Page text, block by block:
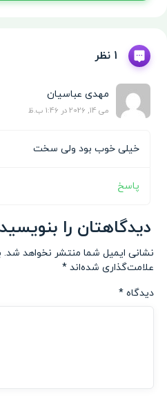
1 نظر
مهدی عباسيان
می 14, 2026 در 1:46 ب.ظ
خیلی خوب بود ولی سخت
پاسخ
دیدگاهتان را بنویسید
نشانی ایمیل شما منتشر نخواهد شد.
علامت‌گذاری شده‌اند *
دیدگاه *